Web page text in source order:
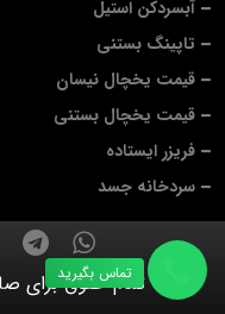
آبسردکن استیل
تاپینگ بستنی
قیمت یخچال نیسان
قیمت یخچال بستنی
فریزر ایستاده
سردخانه جسد
تمام حقوق
تماس بگیرید